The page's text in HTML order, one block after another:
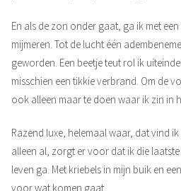
En als de zon onder gaat, ga ik met
mijmeren. Tot de lucht één
geworden. Een beetje teut rol ik
misschien een tikkie verbrand. Om de
ook alleen maar te doen waar ik zin in
Razend luxe, helemaal waar, dat vind
alleen al, zorgt er voor dat ik die
leven ga. Met kriebels in mijn buik en
voor wat komen gaat.